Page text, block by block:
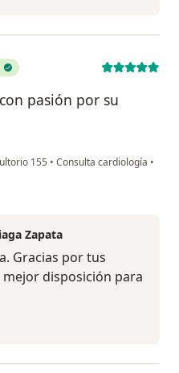
pasión por su
155 • Consulta cardiología •
Zapata
Gracias por tus
disposición para